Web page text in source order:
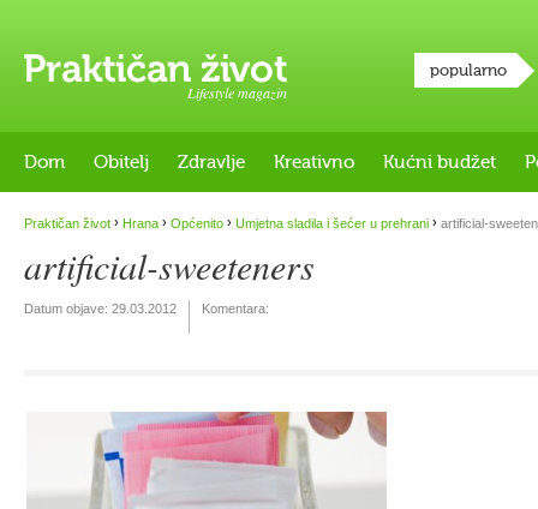
Lifestyle magazin
popularno
Dom Obitelj Zdravlje Kreativno Kućni budžet
Praktičan život › Hrana › Općenito › Umjetna sladila i šećer u prehrani › artificial-
artificial-sweeteners
Datum objave: 29.03.2012 Komentara: